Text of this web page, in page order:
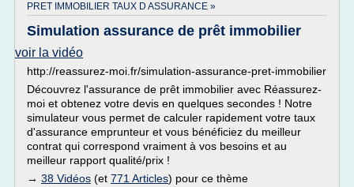
PRET IMMOBILIER TAUX D ASSURANCE »
Simulation assurance de prêt immobilier
voir la vidéo
http://reassurez-moi.fr/simulation-assurance-pret-immobilier
Découvrez l'assurance de prêt immobilier avec Réassurez-
moi et obtenez votre devis en quelques secondes ! Notre
simulateur vous permet de calculer rapidement votre taux
d'assurance emprunteur et vous bénéficiez du meilleur
contrat qui correspond vraiment à vos besoins et au
meilleur rapport qualité/prix !
→ 38 Vidéos (et 771 Articles) pour ce thème